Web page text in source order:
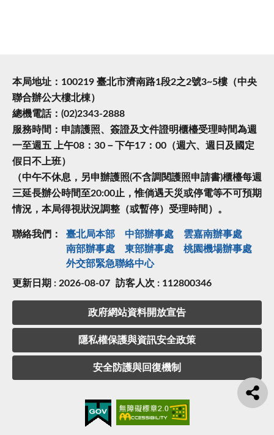
本局地址：100219 臺北市濟南路1段2之2號3~5樓（中央
聯合辦公大樓北棟）
總機電話：(02)2343-2888
服務時間：申請護照、簽證及文件證明櫃檯受理時間為週
一至週五 上午08：30－下午17：00（週六、週日及國定
假日不上班）
（中午不休息，另申辦護照(不含調閱護照申請書)櫃檯每週
三延長辦公時間至20:00止，惟倘遇天災或停電等不可預期
情況，本局得視狀況調整（或暫停）受理時間）。
聯絡我們： 臺北局本部 中部辦事處
雲嘉南辦事處
南部辦事處
東部辦事處
桃園機場辦事處
外交部緊急聯絡中⼼
更新日期 : 2026-08-07 訪客人次 : 112800346
政府網站資料開放宣告
隱私權保護與資訊安全政策
安全防護與回復機制